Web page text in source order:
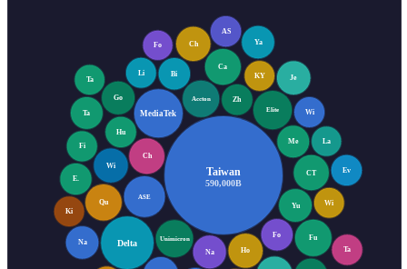
Taiwan
590,000B
Delta
MediaTek
ASE
Elite
Unimicron
Accton
Fu
Qu
Ca
Ch
CT
Ch
Ho
Wi
Je
Na
Go
Yu
Na
Ya
Ta
Me
Bi
Fo
E.
Zh
Hu
Ev
AS
Ta
Fi
Wi
Li
Wi
Ki
KY
Ta
La
Fo